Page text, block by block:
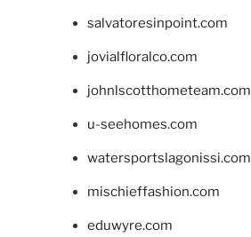
salvatoresinpoint.com
jovialfloralco.com
johnlscotthometeam.com
u-seehomes.com
watersportslagonissi.com
mischieffashion.com
eduwyre.com